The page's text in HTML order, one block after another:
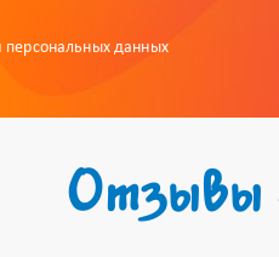
персональных данных
Отзывы